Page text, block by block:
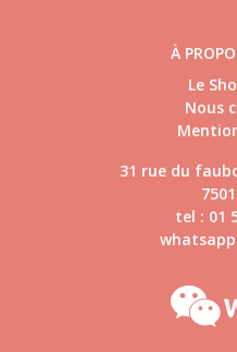
À
Le
Nous
31 rue du
tel : 01